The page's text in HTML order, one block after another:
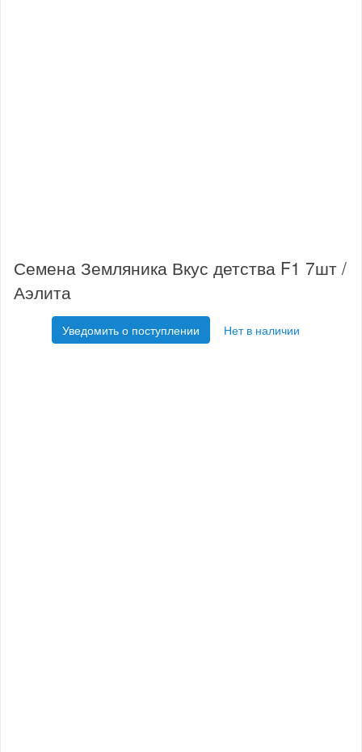
Семена Земляника Вкус детства F1 7шт /
Аэлита
Уведомить о поступлении Нет в наличии